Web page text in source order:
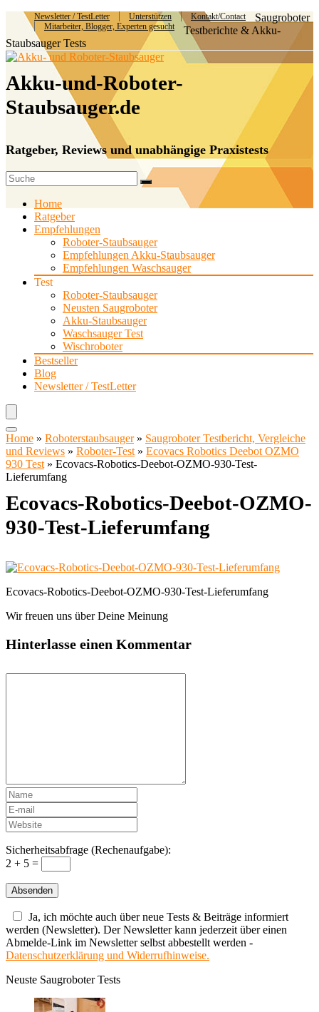
Newsletter / TestLetter Unterstützen
Kontakt/Contact
Mitarbeiter, Blogger, Experten gesucht
Saugroboter
Testberichte & Akku-
Staubsauger Tests
Akku-und-Roboter-
Staubsauger.de
Ratgeber, Reviews und unabhängige Praxistests
Home
Ratgeber
Empfehlungen
Roboter-Staubsauger
Empfehlungen Akku-Staubsauger
Empfehlungen Waschsauger
Test
Roboter-Staubsauger
Neusten Saugroboter
Akku-Staubsauger
Waschsauger Test
Wischroboter
Bestseller
Blog
Newsletter / TestLetter
Home » Roboterstaubsauger» Saugroboter Testbericht, Vergleiche
und Reviews » Roboter-Test » Ecovacs Robotics Deebot OZMO
930 Test » Ecovacs-Robotics-Deebot-OZMO-930-Test-
Lieferumfang
Ecovacs-Robotics-Deebot-OZMO-
930-Test-Lieferumfang
Ecovacs-Robotics-Deebot-OZMO-930-Test-Lieferumfang
Wir freuen uns über Deine Meinung
Hinterlasse einen Kommentar
Sicherheitsabfrage (Rechenaufgabe):
2 + 5 =
Ja, ich möchte auch über neue Tests & Beiträge informiert
werden (Newsletter). Der Newsletter kann jederzeit über einen
Abmelde-Link im Newsletter selbst abbestellt werden -
Datenschutzerklärung und Widerrufhinweise.
Neuste Saugroboter Tests